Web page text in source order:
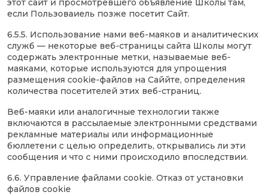
этот сайт и просмотревшего объявление Школы там,
если Пользоваиель позже посетит Сайт.
6.5.5. Использование нами веб-маяков и аналитических
служб — некоторые веб-страницы сайта Школы могут
содержать электронные метки, называемые веб-
маяками, которые используются для упрощения
размещения сookie-файлов на Саййте, определения
количества посетителей этих веб-страниц.
Веб-маяки или аналогичные технологии также
включаются в рассылаемые электронными средствами
рекламные материалы или информационные
бюллетени с целью определить, открывались ли эти
сообщения и что с ними происходило впоследствии.
6.6. Управление файлами cookie. Отказ от установки
файлов cookie